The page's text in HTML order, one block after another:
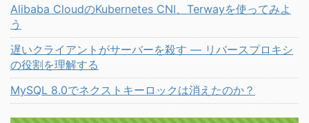
Alibaba CloudのKubernetes CNI、Terwayを使ってみよ
う
遅いクライアントがサーバーを殺す ― リバースプロキシ
の役割を理解する
MySQL 8.0でネクストキーロックは消えたのか？